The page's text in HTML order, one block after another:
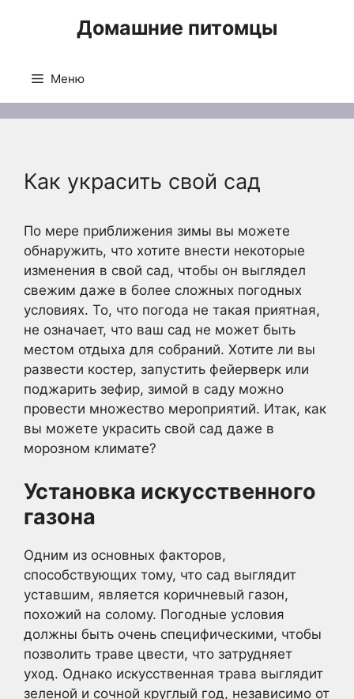
Домашние питомцы
Меню
Как украсить свой сад
По мере приближения зимы вы можете
обнаружить, что хотите внести некоторые
изменения в свой сад, чтобы он выглядел
свежим даже в более сложных погодных
условиях. То, что погода не такая приятная,
не означает, что ваш сад не может быть
местом отдыха для собраний. Хотите ли вы
развести костер, запустить фейерверк или
поджарить зефир, зимой в саду можно
провести множество мероприятий. Итак, как
вы можете украсить свой сад даже в
морозном климате?
Установка искусственного
газона
Одним из основных факторов,
способствующих тому, что сад выглядит
уставшим, является коричневый газон,
похожий на солому. Погодные условия
должны быть очень специфическими, чтобы
позволить траве цвести, что затрудняет
уход. Однако искусственная трава выглядит
зеленой и сочной круглый год, независимо от